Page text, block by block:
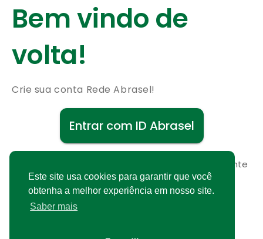
Este site usa cookies para garantir que você
obtenha a melhor experiência em nosso site.
Saber mais
Bem vindo de
volta!
Crie sua conta Rede Abrasel!
Entrar com ID Abrasel
Cadastre-se gratuitamente